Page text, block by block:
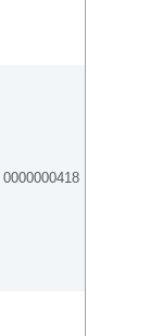
0000000418